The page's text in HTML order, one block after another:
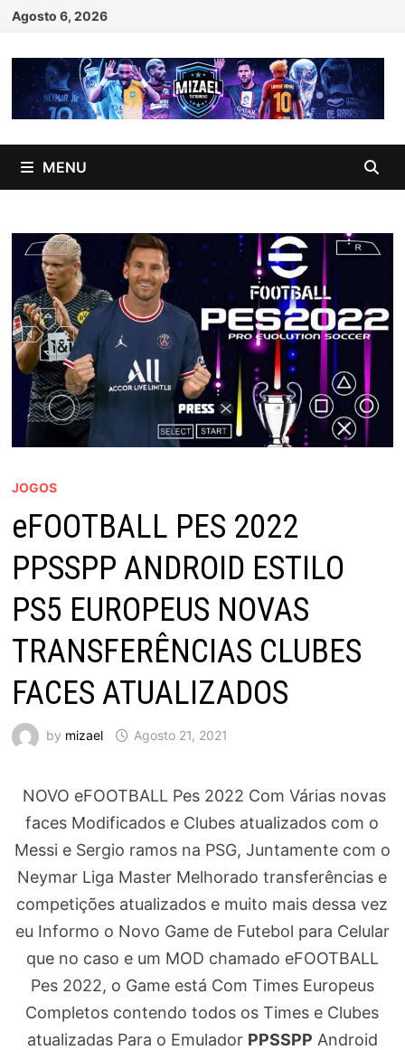
Skip
content
Agosto 6, 2026
MENU
JOGOS
eFOOTBALL PES 2022
PPSSPP ANDROID ESTILO
PS5 EUROPEUS NOVAS
TRANSFERÊNCIAS CLUBES
FACES ATUALIZADOS
by mizael Agosto 21, 2021
NOVO eFOOTBALL Pes 2022 Com Várias novas
faces Modificados e Clubes atualizados com o
Messi e Sergio ramos na PSG, Juntamente com o
Neymar Liga Master Melhorado transferências e
competições atualizados e muito mais dessa vez
eu Informo o Novo Game de Futebol para Celular
que no caso e um MOD chamado eFOOTBALL
Pes 2022, o Game está Com Times Europeus
Completos contendo todos os Times e Clubes
atualizadas Para o Emulador PPSSPP Android